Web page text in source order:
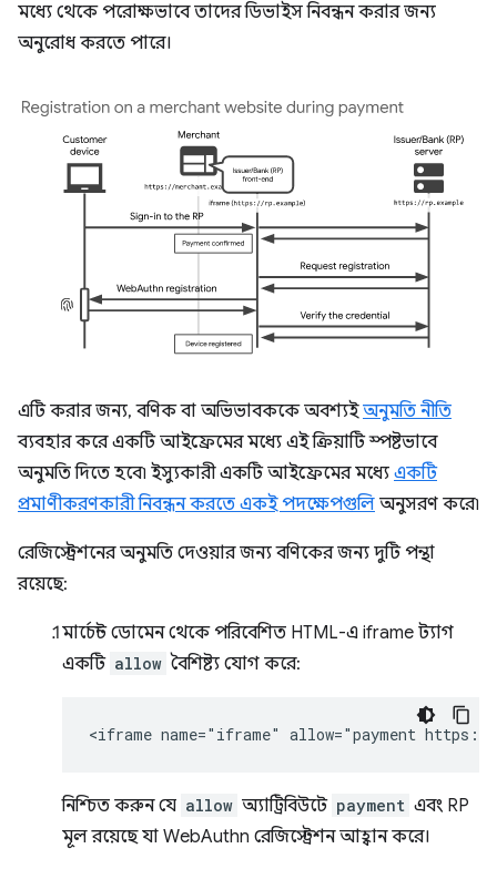
মধ্যে থেকে পরোক্ষভাবে তাদের ডিভাইস নিবন্ধন করার জন্য
অনুরোধ করতে পারে।
এটি করার জন্য, বণিক বা অভিভাবককে অবশ্যইঅনুমতি নীতি
ব্যবহার করে একটি আইফ্রেমের মধ্যে এই ক্রিয়াটি স্পষ্টভাবে
অনুমতি দিতে হবে৷ ইস্যুকারী একটি আইফ্রেমের মধ্যে একটি
প্রমাণীকরণকারী নিবন্ধন করতে একই পদক্ষেপগুলি অনুসরণ করে৷
রেজিস্ট্রেশনের অনুমতি দেওয়ার জন্য বণিকের জন্য দুটি পন্থা
রয়েছে:
মার্চেন্ট ডোমেন থেকে পরিবেশিত HTML-এ iframe ট্যাগ
একটি allow বৈশিষ্ট্য যোগ করে:
নিশ্চিত করুন যে allow অ্যাট্রিবিউটে payment এবং RP
মূল রয়েছে যা WebAuthn রেজিস্ট্রেশন আহ্বান করে।